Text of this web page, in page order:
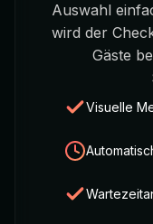
Auswahl
wird der
Gäste
Visuelle